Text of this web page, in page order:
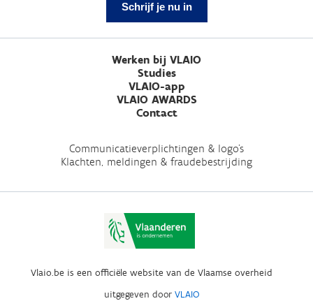
Schrijf je nu in
Werken bij VLAIO
Studies
VLAIO-app
VLAIO AWARDS
Contact
Communicatieverplichtingen & logo's
Klachten, meldingen & fraudebestrijding
Vlaio.be is een officiële website van de Vlaamse overheid
uitgegeven door VLAIO